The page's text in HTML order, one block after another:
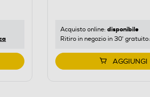
Acquisto online: disponibile
Ritiro in negozio in 30' gratuito:
AGGIUNGI